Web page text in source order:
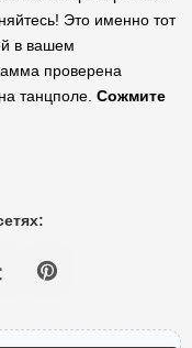
Это именно тот
в вашем
проверена
танцполе. Сожмите